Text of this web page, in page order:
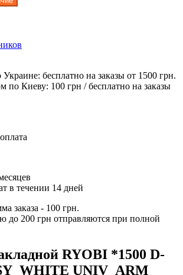
бесплатно на заказы от 1500 грн.
по Киеву: 100 грн /бесплатно на заказы
в течении 14 дней
заказа - 100 грн.
до 200 грн отправляются при полной
RYOBI *1500 D-
UNIV_ARM